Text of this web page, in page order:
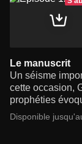
Le manuscrit
Un séisme
cette occasion,
prophéties
Disponible